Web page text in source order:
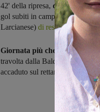
42' della ripresa, quando
gol subiti in campionato, i tre
Larcianese) di restare in testa(in
Giornata più che storta per
travolta dalla Baldaccio 5-1,
accaduto sul rettangolo di gioco.